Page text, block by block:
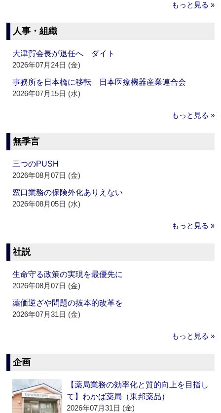
もっと見る »
人事・組織
大津賀会長が退任へ ダイト
2026年07月24日 (金)
事務所を日本橋に移転 日本医療機器産業連合会
2026年07月15日 (水)
もっと見る »
無季言
三つのPUSH
2026年08月07日 (金)
窓口業務の保険外化ありえない
2026年08月05日 (水)
もっと見る »
社説
生命守る政策の実現を最優先に
2026年08月07日 (金)
薬価逆ざや問題の抜本的改革を
2026年07月31日 (金)
もっと見る »
企画
【薬局業務の効率化と質的向上を目指し
て】わかば薬局（東邦薬品）
2026年07月31日 (金)